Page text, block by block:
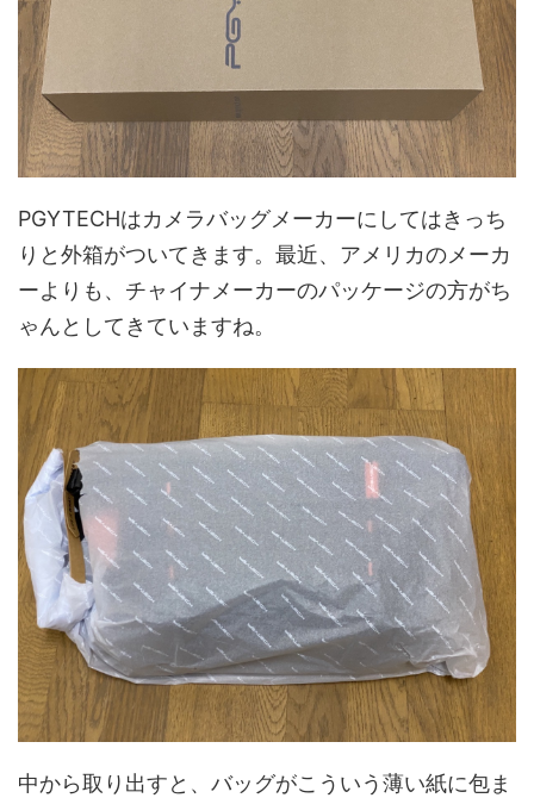
PGYTECHはカメラバッグメーカーにしてはきっち
りと外箱がついてきます。最近、アメリカのメーカ
ーよりも、チャイナメーカーのパッケージの方がち
ゃんとしてきていますね。
中から取り出すと、バッグがこういう薄い紙に包ま